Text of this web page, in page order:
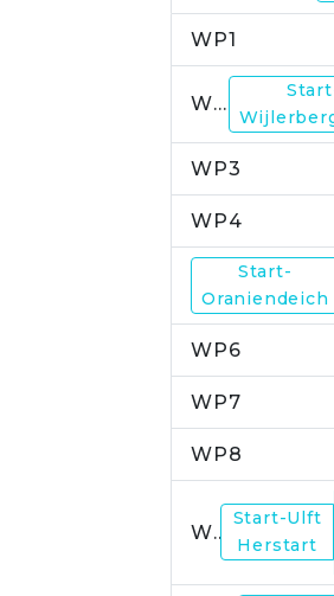
WP1
WP2
WP3
WP4
Start-
Oraniendeich
WP6
WP7
WP8
WP9
Start-Ulft
Herstart